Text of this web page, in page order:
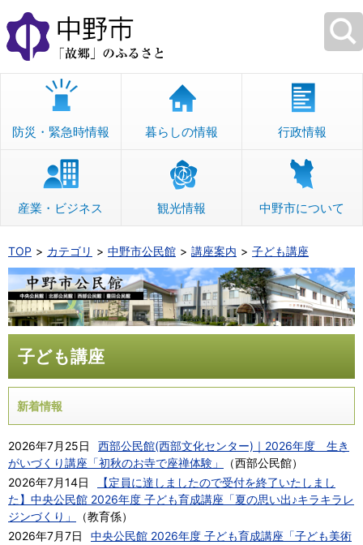
本
文
へ
移
防災・緊急時情報 暮らしの情報 行政情報
産業・ビジネス 観光情報 中野市について
TOP カテゴリ 中野市公民館 講座案内 子ども講座
子ども講座
新着情報
2026年7月25日
西部公民館(西部文化センター)｜2026年度 生き
がいづくり講座「初秋のお寺で座禅体験」
（西部公民館）
2026年7月14日
【定員に達しましたので受付を終了いたしまし
た】中央公民館 2026年度 子ども育成講座「夏の思い出♪キラキラレ
ジンづくり」
（教育係）
2026年7月7日
中央公民館 2026年度 子ども育成講座「子ども美術